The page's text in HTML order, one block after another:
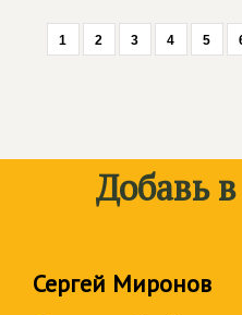
1 2 3 4 5
Добавь
Сергей Миронов